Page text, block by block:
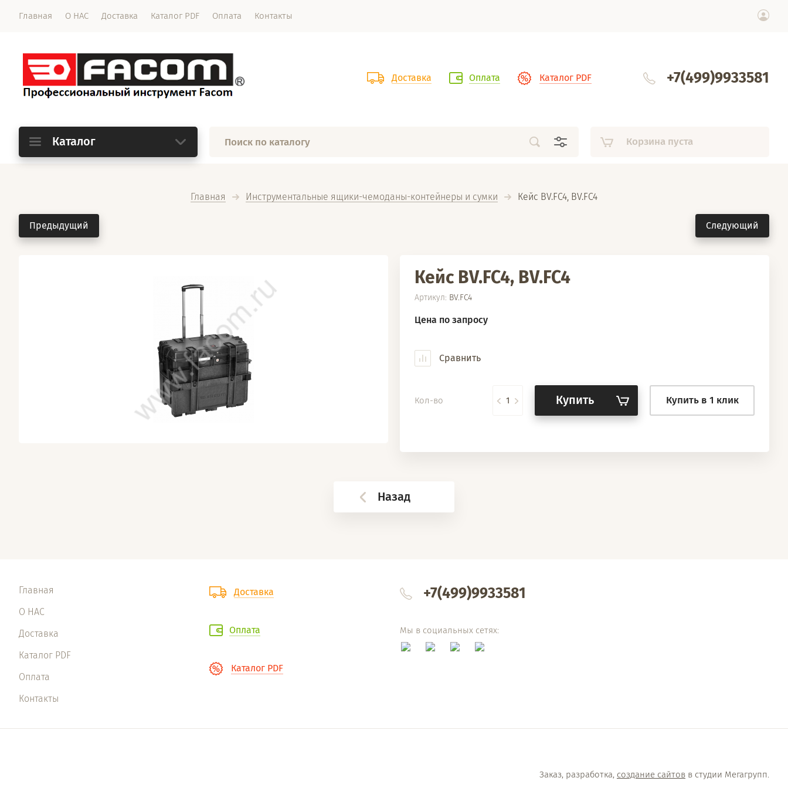
Главная О НАС Доставка Каталог PDF Оплата Контакты
Доставка Оплата Каталог PDF +7(499)9933581
Каталог Корзина пуста
Главная Инструментальные ящики-чемоданы-контейнеры и сумки
  Кейс BV.FC4, BV.FC4
Предыдущий Следующий
Кейс BV.FC4, BV.FC4
Артикул: BV.FC4
Цена по запросу
Сравнить
Кол-во Купить Купить в 1 клик
Назад
Главная
О НАС
Доставка
Каталог PDF
Оплата
Контакты
Доставка
Оплата
Каталог PDF
+7(499)9933581
Мы в социальных сетях:
Заказ, разработка, создание сайтовв студии Мегагрупп.